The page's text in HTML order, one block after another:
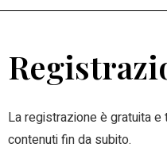
La registrazione è gratuita
contenuti fin da subito.